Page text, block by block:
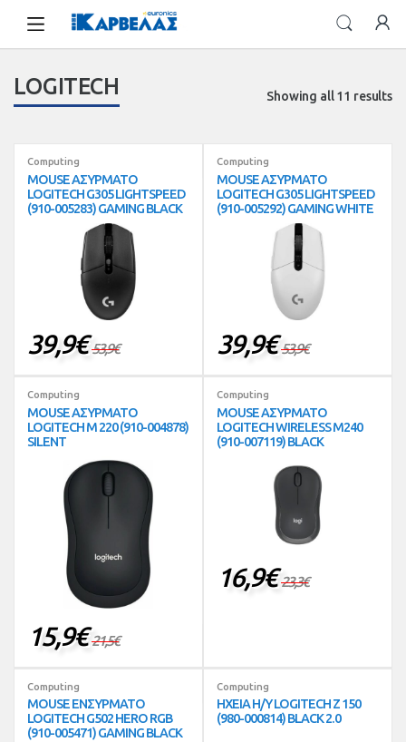
navigation
content
LOGITECH Showing all 11 results
Computing
MOUSE ΑΣΥΡΜΑΤΟ
LOGITECH G305 LIGHTSPEED
(910-005283) GAMING BLACK
39,9€ 53,9€
Computing
MOUSE ΑΣΥΡΜΑΤΟ
LOGITECH G305 LIGHTSPEED
(910-005292) GAMING WHITE
39,9€ 53,9€
Computing
MOUSE ΑΣΥΡΜΑΤΟ
LOGITECH M 220 (910-004878)
SILENT
15,9€ 21,5€
Computing
MOUSE ΑΣΥΡΜΑΤΟ
LOGITECH WIRELESS M240
(910-007119) BLACK
16,9€ 23,3€
Computing
MOUSE ΕΝΣΥΡΜΑΤΟ
LOGITECH G502 HERO RGB
(910-005471) GAMING BLACK
Computing
ΗΧΕΙΑ Η/Υ LOGITECH Z 150
(980-000814) BLACK 2.0